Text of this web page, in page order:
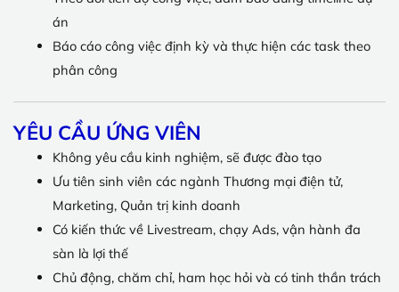
án
Báo cáo công việc định kỳ và thực hiện các task theo
phân công
YÊU CẦU ỨNG VIÊN
Không yêu cầu kinh nghiệm, sẽ được đào tạo
Ưu tiên sinh viên các ngành Thương mại điện tử,
Marketing, Quản trị kinh doanh
Có kiến thức về Livestream, chạy Ads, vận hành đa
sàn là lợi thế
Chủ động, chăm chỉ, ham học hỏi và có tinh thần trách